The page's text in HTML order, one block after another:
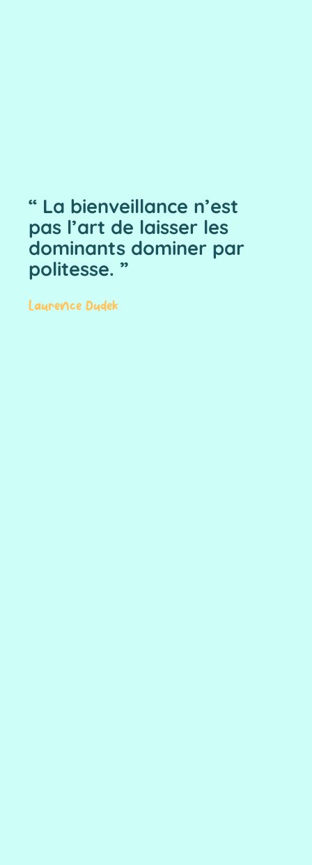
“ La bienveillance n’est
pas l’art de laisser les
dominants dominer par
politesse. ”
Laurence Dudek​